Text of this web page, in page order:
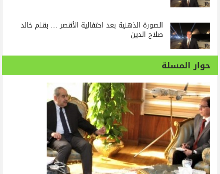
الصورة الذهنية بعد احتفالية الأقصر … بقلم خالد
صلاح الدين
حوار المسلة